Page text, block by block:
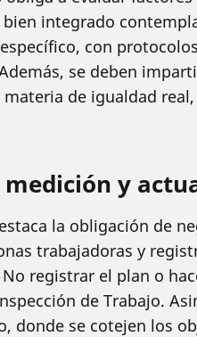
integrado
con
se deben
de igualdad
medición y
la obligación de
trabajadoras y
registrar el plan o
de Trabajo.
donde se cotejen los